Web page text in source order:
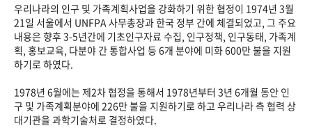
우리나라의 인구 및 가족계획사업을 강화하기 위한 협정이 1974년 3월
21일 서울에서 UNFPA 사무총장과 한국 정부 간에 체결되었고, 그 주요
내용은 향후 3-5년간에 기초인구자료 수집, 인구정책, 인구동태, 가족계
획, 홍보교육, 다분야 간 통합사업 등 6개 분야에 미화 600만 불을 지원
하기로 하였다.
1978년 6월에는 제2차 협정을 통해서 1978년부터 3년 6개월 동안 인
구 및 가족계획분야에 226만 불을 지원하기로 하고 우리나라 측 협력 상
대기관을 과학기술처로 결정하였다.